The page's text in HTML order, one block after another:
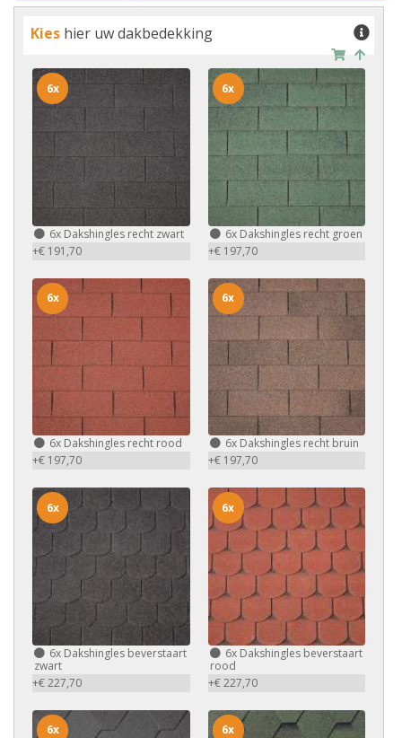
Kies hier uw dakbedekking
6x Dakshingles recht zwart
+€ 191,70
6x
6xDakshingles recht groen
+€ 197,70
6x
6x Dakshingles recht rood
+€ 197,70
6x
6xDakshingles recht bruin
+€ 197,70
6x
6x Dakshingles beverstaart
zwart
+€ 227,70
6x
6xDakshingles beverstaart
rood
+€ 227,70
6x
6x 6x